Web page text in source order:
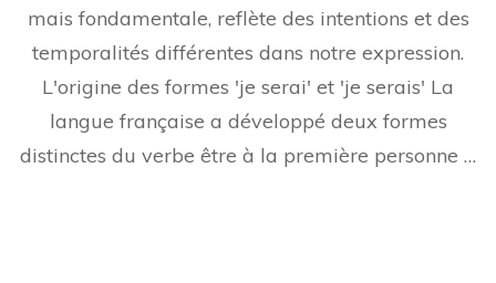
mais fondamentale, reflète des intentions et des
temporalités différentes dans notre expression.
L'origine des formes 'je serai' et 'je serais' La
langue française a développé deux formes
distinctes du verbe être à la première personne …